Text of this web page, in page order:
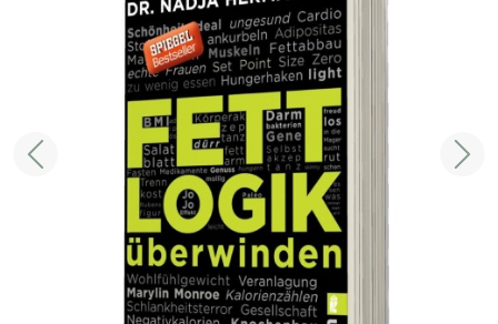
Zurück